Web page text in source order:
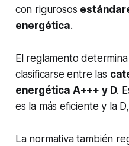
con rigurosos
energética.
El reglamento
clasificarse entre las
energética A+++ y D.
es la más eficiente y la
La normativa también